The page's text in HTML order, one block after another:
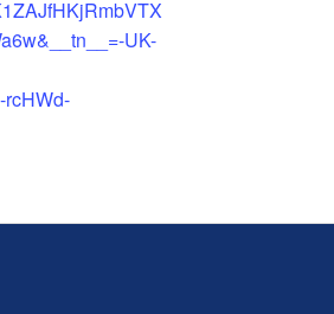
UK-